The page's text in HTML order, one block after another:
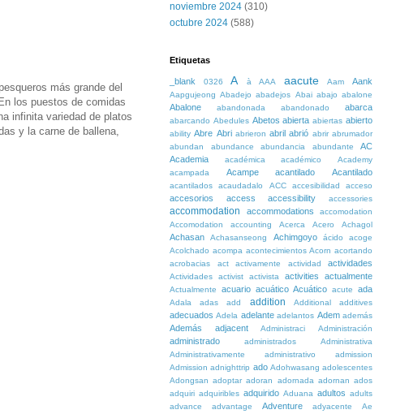
más grande del
los puestos de comidas
infinita variedad de platos
y la carne de ballena,
noviembre 2024 (310)
octubre 2024 (588)
Etiquetas
_blank 0326 A à AAA aacute Aam Aank
Aapgujeong Abadejo abadejos Abai abajo abalone
Abalone abandonada abandonado abarca
abarcando Abedules Abetos abierta abiertas abierto
ability Abre Abri abrieron abril abrió abrir abrumador
abundan
abundance abundancia abundante
AC
Academia
académica académico
Academy
acampada
Acampe acantilado Acantilado
acantilados acaudadalo ACC accesibilidad acceso
accesorios access accessibility accessories
accommodation accommodations
accomodation
Accomodation
accounting Acerca Acero Achagol
Achasan Achasanseong Achimgoyo ácido
acoge
Acolchado acompa acontecimientos Acorn acortando
acrobacias
act activamente actividad actividades
Actividades activist activista activities actualmente
Actualmente acuario acuático Acuático acute ada
Adala adas add addition Additional additives
adecuados Adela adelante adelantos Adem además
Además adjacent Administraci Administración
administrado administrados
Administrativa
Administrativamente
administrativo
admission
Admission adnighttrip ado Adohwasang adolescentes
Adongsan adoptar adoran adornada adornan ados
adquiri adquiribles adquirido Aduana adultos adults
advance
advantage Adventure adyacente
Ae